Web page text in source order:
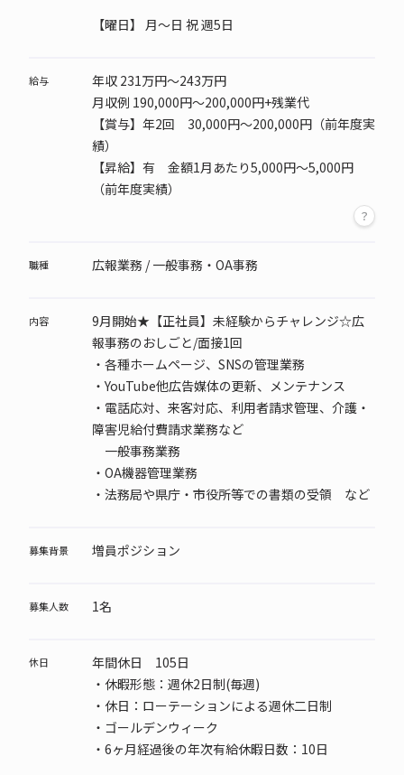
【曜日】 月～日 祝 週5日
給与
年収 231万円～243万円
月収例 190,000円～200,000円+残業代
【賞与】年2回 30,000円～200,000円（前年度実
績）
【昇給】有 金額1月あたり5,000円～5,000円
（前年度実績）
職種 広報業務 / 一般事務・OA事務
内容
9月開始★【正社員】未経験からチャレンジ☆広
報事務のおしごと/面接1回
・各種ホームページ、SNSの管理業務
・YouTube他広告媒体の更新、メンテナンス
・電話応対、来客対応、利用者請求管理、介護・
障害児給付費請求業務など
一般事務業務
・OA機器管理業務
・法務局や県庁・市役所等での書類の受領 など
募集背景 増員ポジション
募集人数 1名
休日
年間休日 105日
・休暇形態：週休2日制(毎週)
・休日：ローテーションによる週休二日制
・ゴールデンウィーク
・6ヶ月経過後の年次有給休暇日数：10日